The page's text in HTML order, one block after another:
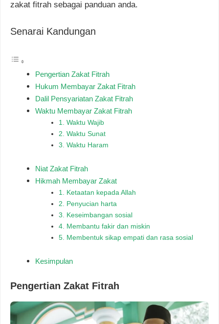
zakat fitrah sebagai panduan anda.
Senarai Kandungan
Pengertian Zakat Fitrah
Hukum Membayar Zakat Fitrah
Dalil Pensyariatan Zakat Fitrah
Waktu Membayar Zakat Fitrah
1. Waktu Wajib
2. Waktu Sunat
3. Waktu Haram
Niat Zakat Fitrah
Hikmah Membayar Zakat
1. Ketaatan kepada Allah
2. Penyucian harta
3. Keseimbangan sosial
4. Membantu fakir dan miskin
5. Membentuk sikap empati dan rasa sosial
Kesimpulan
Pengertian Zakat Fitrah